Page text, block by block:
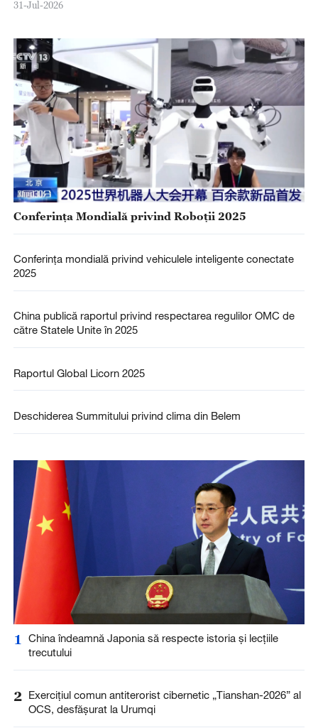
31-Jul-2026
Conferința Mondială privind Roboții 2025
Conferința mondială privind vehiculele inteligente conectate
2025
China publică raportul privind respectarea regulilor OMC de
către Statele Unite în 2025
Raportul Global Licorn 2025
Deschiderea Summitului privind clima din Belem
1
China îndeamnă Japonia să respecte istoria și lecțiile
trecutului
2 Exercițiul comun antiterorist cibernetic „Tianshan-2026” al
OCS, desfășurat la Urumqi